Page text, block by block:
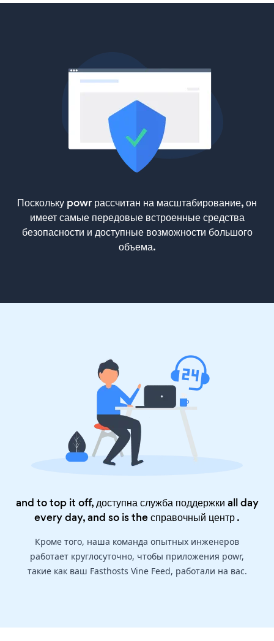
Поскольку powr рассчитан на масштабирование, он
имеет самые передовые встроенные средства
безопасности и доступные возможности большого
объема.
and to top it off, доступна служба поддержки all day
every day, and so is theсправочный центр.
Кроме того, наша команда опытных инженеров
работает круглосуточно, чтобы приложения powr,
такие как ваш Fasthosts Vine Feed, работали на вас.